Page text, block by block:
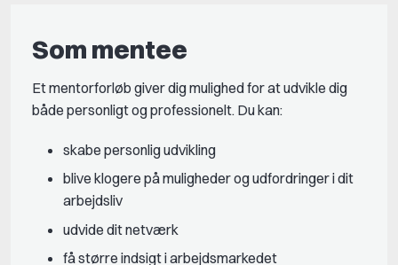
Som mentee
Et mentorforløb giver dig mulighed for at udvikle dig
både personligt og professionelt. Du kan:
skabe personlig udvikling
blive klogere på muligheder og udfordringer i dit
arbejdsliv
udvide dit netværk
få større indsigt i arbejdsmarkedet